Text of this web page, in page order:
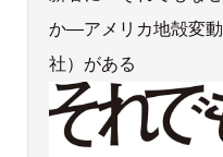
か―アメリカ地殻変
社）がある